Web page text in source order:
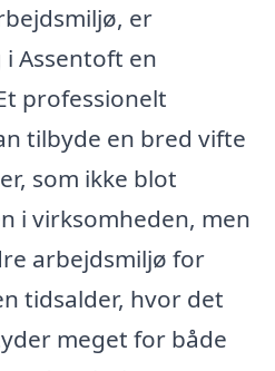
er
Assentoft en
professionelt
tilbyde en bred vifte
som ikke blot
i virksomheden, men
arbejdsmiljø for
tidsalder, hvor det
meget for både